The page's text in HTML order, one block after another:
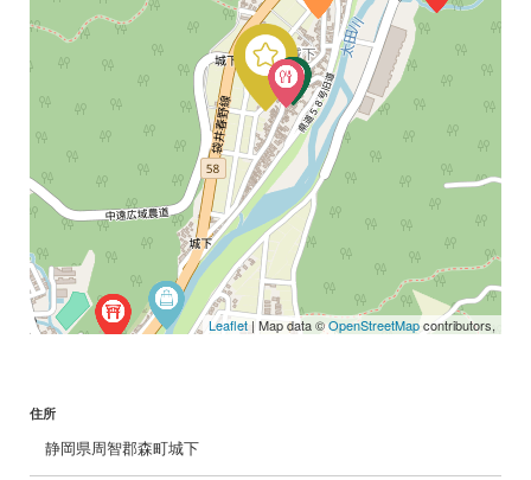
Leaflet | Map data ©OpenStreetMapcontributors,
住所
静岡県周智郡森町城下